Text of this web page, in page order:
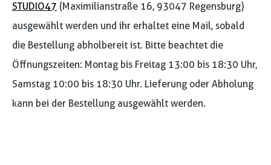
STUDIO47 (Maximilianstraße 16, 93047 Regensburg)
ausgewählt werden und ihr erhaltet eine Mail, sobald
die Bestellung abholbereit ist. Bitte beachtet die
Öffnungszeiten: Montag bis Freitag 13:00 bis 18:30 Uhr,
Samstag 10:00 bis 18:30 Uhr. Lieferung oder Abholung
kann bei der Bestellung ausgewählt werden.